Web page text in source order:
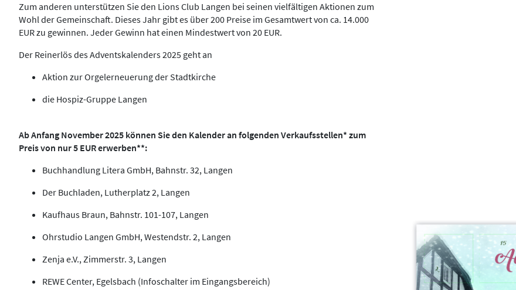
Zum anderen unterstützen Sie den Lions Club Langen bei seinen vielfältigen Aktionen zum
Wohl der Gemeinschaft. Dieses Jahr gibt es über 200 Preise im Gesamtwert von ca. 14.000
EUR zu gewinnen. Jeder Gewinn hat einen Mindestwert von 20 EUR.
Der Reinerlös des Adventskalenders 2025 geht an
Aktion zur Orgelerneuerung der Stadtkirche
die Hospiz-Gruppe Langen
Ab Anfang November 2025 können Sie den Kalender an folgenden Verkaufsstellen* zum
Preis von nur 5 EUR erwerben**:
Buchhandlung Litera GmbH, Bahnstr. 32, Langen
Der Buchladen, Lutherplatz 2, Langen
Kaufhaus Braun, Bahnstr. 101-107, Langen
Ohrstudio Langen GmbH, Westendstr. 2, Langen
Zenja e.V., Zimmerstr. 3, Langen
REWE Center, Egelsbach (Infoschalter im Eingangsbereich)